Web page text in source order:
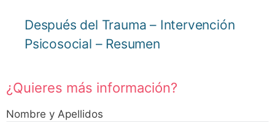
Después del Trauma – Intervención
Psicosocial – Resumen
¿Quieres más información?
Nombre y Apellidos